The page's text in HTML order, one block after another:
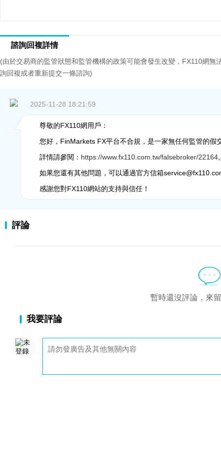
諮詢回複詳情
(由於交易商的監管狀態和監管機構的政策可能會發生改變，FX110網
詢回複或者重新提交一條諮詢)
2025-11-28 18:21:59
尊敬的FX110網用戶：
您好，FinMarkets FX平台不合規，是一家無任何監管的假
詳情請參閱： https://www.fx110.com.tw/falsebroker/22164
如果您還有其他問題，可以通過官方信箱
感謝您對FX110網站的支持與信任！
評論
暫時還沒評論，來
我要評論